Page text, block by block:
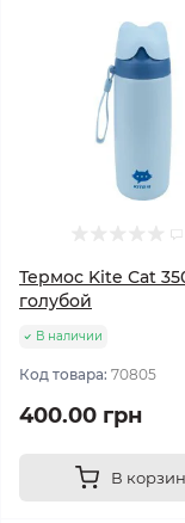
Термос Kite Сat
голубой
В наличии
Код товара: 70805
400.00 грн
В